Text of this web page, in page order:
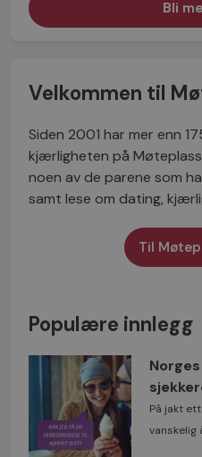
Velkommen til
Siden 2001 har mer enn
kjærligheten på
noen av de parene som
samt lese om dating,
Til
Populære innlegg
På jakt
vanskelig